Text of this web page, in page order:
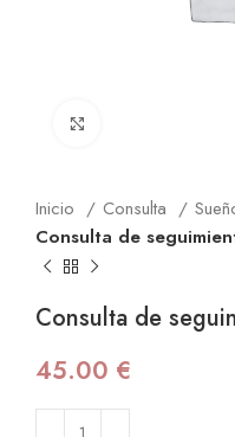
Inicio Consulta
Consulta de
Consulta de
45.00 €